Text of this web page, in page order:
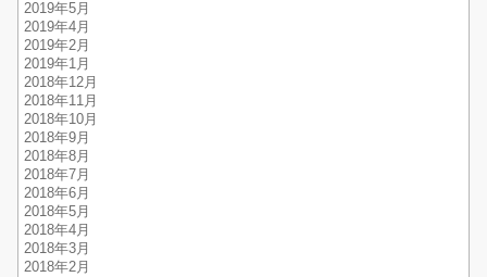
2019年5月
2019年4月
2019年2月
2019年1月
2018年12月
2018年11月
2018年10月
2018年9月
2018年8月
2018年7月
2018年6月
2018年5月
2018年4月
2018年3月
2018年2月